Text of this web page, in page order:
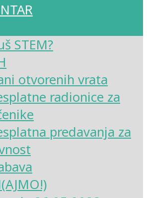
STEM?
otvorenih vrata
radionice za
predavanja za